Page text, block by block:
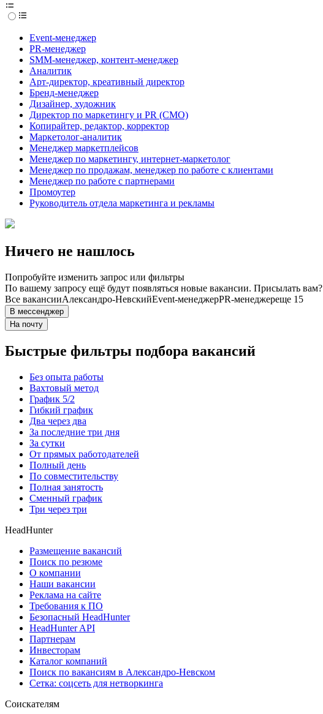
Event-менеджер
PR-менеджер
SMM-менеджер, контент-менеджер
Аналитик
Арт-директор, креативный директор
Бренд-менеджер
Дизайнер, художник
Директор по маркетингу и PR (CMO)
Копирайтер, редактор, корректор
Маркетолог-аналитик
Менеджер маркетплейсов
Менеджер по маркетингу, интернет-маркетолог
Менеджер по продажам, менеджер по работе с клиентами
Менеджер по работе с партнерами
Промоутер
Руководитель отдела маркетинга и рекламы
Ничего не нашлось
Попробуйте изменить запрос или фильтры
По вашему запросу ещё будут появляться новые вакансии. Присылать вам?
Все вакансииАлександро-НевскийEvent-менеджерPR-менеджереще 15
В мессенджер
На почту
Быстрые фильтры подбора вакансий
Без опыта работы
Вахтовый метод
График 5/2
Гибкий график
Два через два
За последние три дня
За сутки
От прямых работодателей
Полный день
По совместительству
Полная занятость
Сменный график
Три через три
HeadHunter
Размещение вакансий
Поиск по резюме
О компании
Наши вакансии
Реклама на сайте
Требования к ПО
Безопасный HeadHunter
HeadHunter API
Партнерам
Инвесторам
Каталог компаний
Поиск по вакансиям в Александро-Невском
Сетка: соцсеть для нетворкинга
Соискателям